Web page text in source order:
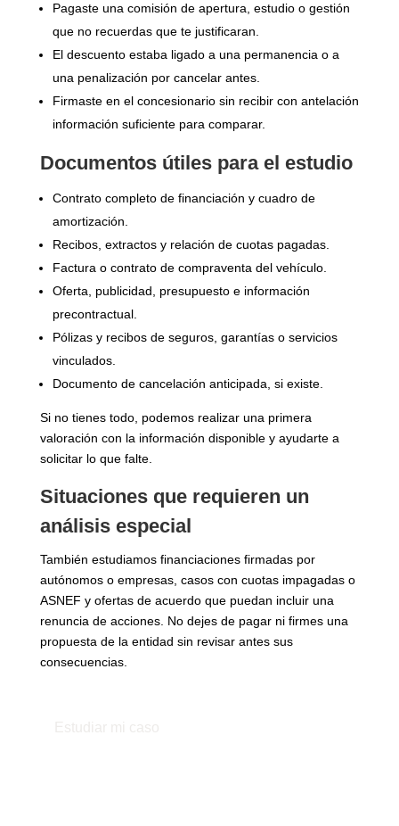
Pagaste una comisión de apertura, estudio o gestión
que no recuerdas que te justificaran.
El descuento estaba ligado a una permanencia o a
una penalización por cancelar antes.
Firmaste en el concesionario sin recibir con antelación
información suficiente para comparar.
Documentos útiles para el estudio
Contrato completo de financiación y cuadro de
amortización.
Recibos, extractos y relación de cuotas pagadas.
Factura o contrato de compraventa del vehículo.
Oferta, publicidad, presupuesto e información
precontractual.
Pólizas y recibos de seguros, garantías o servicios
vinculados.
Documento de cancelación anticipada, si existe.
Si no tienes todo, podemos realizar una primera
valoración con la información disponible y ayudarte a
solicitar lo que falte.
Situaciones que requieren un
análisis especial
También estudiamos financiaciones firmadas por
autónomos o empresas, casos con cuotas impagadas o
ASNEF y ofertas de acuerdo que puedan incluir una
renuncia de acciones. No dejes de pagar ni firmes una
propuesta de la entidad sin revisar antes sus
consecuencias.